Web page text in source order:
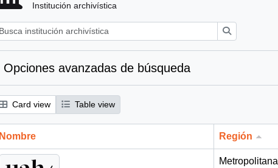
Institución archivística
Opciones avanzadas de búsqueda
Card view Table view
Nombre Región
Metropolitana